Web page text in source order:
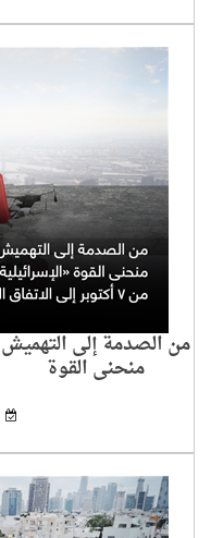
من الصدمة إلى التهميش
منحنى القوة